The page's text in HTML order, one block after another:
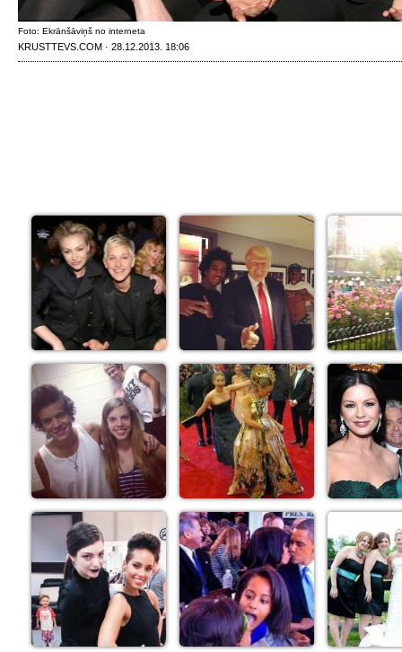
Foto: Ekrānšāviņš no interneta
KRUSTTEVS.COM · 28.12.2013. 18:06